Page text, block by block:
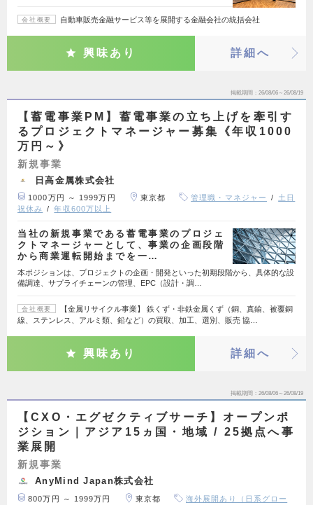
会社概要 自動車販売金融サービス等を展開する金融会社の統括会社
興味あり 詳細へ
掲載期間 26/08/06～26/08/19
【蓄電事業PM】蓄電事業の立ち上げを牽引す
るプロジェクトマネージャー募集《年収1000
万円～》
新規事業
日高金属株式会社
1000万円 ～ 1999万円 東京都 管理職・マネジャー
土日
祝休み
年収600万以上
当社の新規事業である蓄電事業のプロジェ
クトマネージャーとして、事業の企画段階
から商業運転開始までを一…
本ポジションは、プロジェクトの企画・開発といった初期段階から、具体的な設
備調達、サプライチェーンの管理、EPC（設計・調…
会社概要
【金属リサイクル事業】 鉄くず・非鉄金属くず（銅、真鍮、被覆銅
線、ステンレス、アルミ類、鉛など）の買取、加工、選別、販売 協…
興味あり 詳細へ
掲載期間 26/08/06～26/08/19
【CXO・エグゼクティブサーチ】オープンポ
ジション｜アジア15ヵ国・地域 / 25拠点へ事
業展開
新規事業
AnyMind Japan株式会社
800万円 ～ 1999万円 東京都
海外展開あり（日系グロー